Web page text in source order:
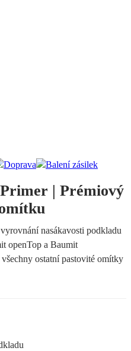
Doprava Balení zásilek
| Prémiový
nasákavosti podkladu
openTop a Baumit
ostatní pastovité omítky